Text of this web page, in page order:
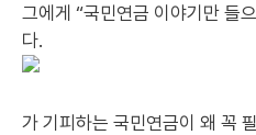
그에게 “국민연금 이야기만 들
다.
가 기피하는 국민연금이 왜 꼭